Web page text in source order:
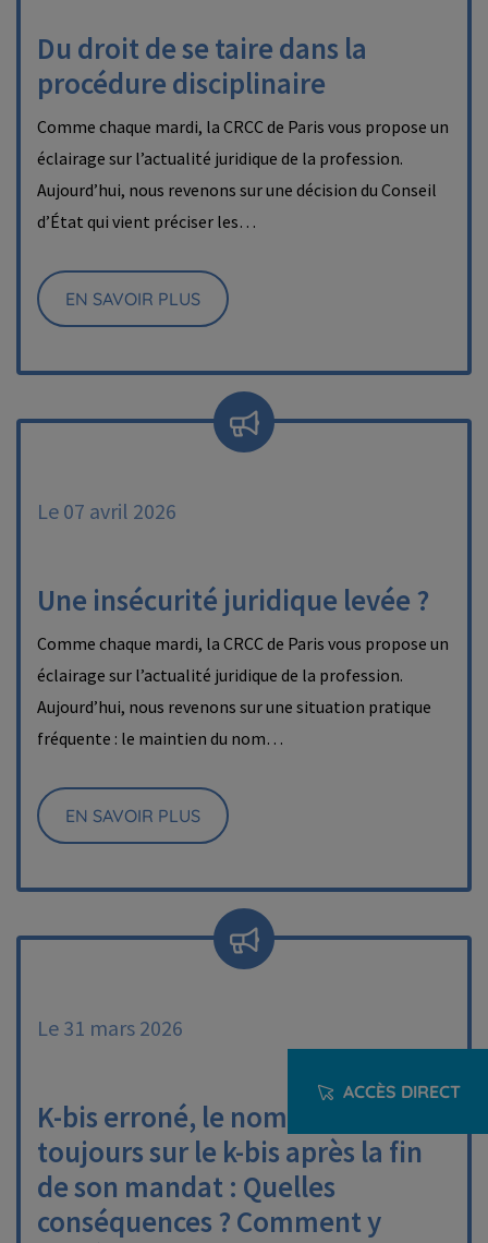
ACCÈS DIRECT
Du droit de se taire dans la
procédure disciplinaire
Comme chaque mardi, la CRCC de Paris vous propose un
éclairage sur l’actualité juridique de la profession.
Aujourd’hui, nous revenons sur une décision du Conseil
d’État qui vient préciser les…
EN SAVOIR PLUS
Le 07 avril 2026
Une insécurité juridique levée ?
Comme chaque mardi, la CRCC de Paris vous propose un
éclairage sur l’actualité juridique de la profession.
Aujourd’hui, nous revenons sur une situation pratique
fréquente : le maintien du nom…
EN SAVOIR PLUS
Le 31 mars 2026
K-bis erroné, le nom du CAC
toujours sur le k-bis après la fin
de son mandat : Quelles
conséquences ? Comment y